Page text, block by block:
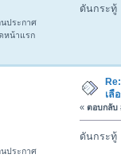
นประกาศ
หน้าแรก
ดันกระทู้
นประกาศ
เลื
« ตอบกลับ
ดันกระทู้